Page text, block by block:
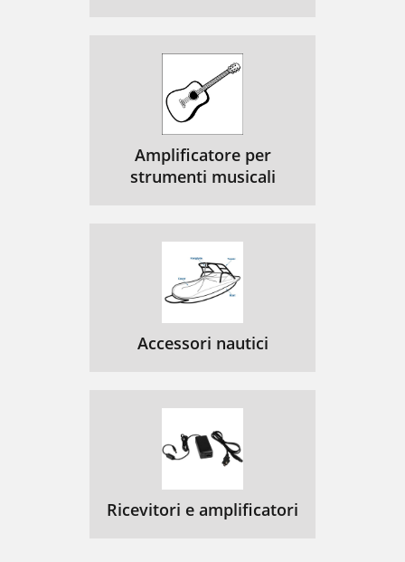
Amplificatore per
strumenti musicali
Accessori nautici
Ricevitori e amplificatori